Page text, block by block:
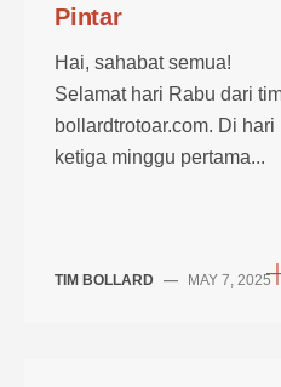
Pintar
Hai, sahabat semua!
Selamat hari Rabu dari
bollardtrotoar.com. Di hari
ketiga minggu pertama...
TIM BOLLARD — MAY 7, 2025